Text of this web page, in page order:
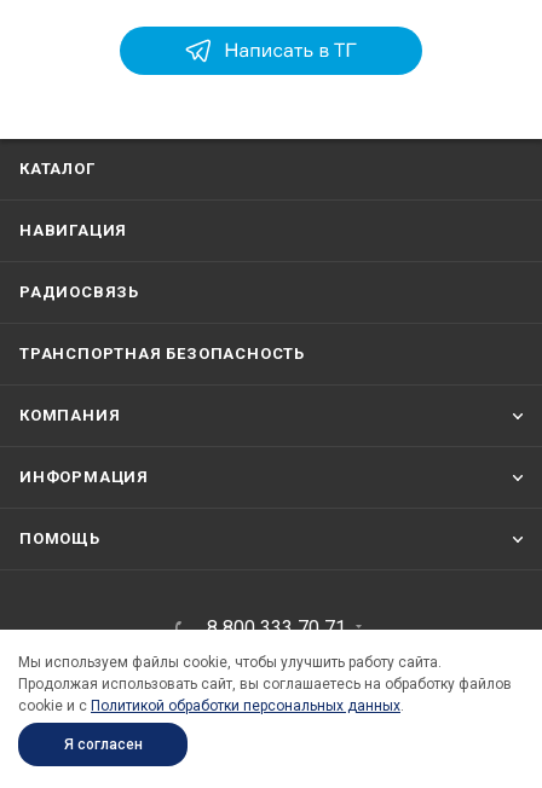
КАТАЛОГ
НАВИГАЦИЯ
РАДИОСВЯЗЬ
ТРАНСПОРТНАЯ БЕЗОПАСНОСТЬ
КОМПАНИЯ
ИНФОРМАЦИЯ
ПОМОЩЬ
8 800 333 70 71
info@seacomm.ru
Санкт-Петербург, Двинская улица, д.12
Мы используем файлы cookie, чтобы улучшить работу сайта.
Продолжая использовать сайт, вы соглашаетесь на обработку файлов
cookie и c Политикой обработки персональных данных.
Я согласен